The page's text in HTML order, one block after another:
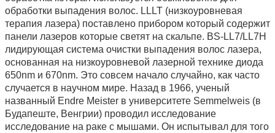
обработки выпадения волос. LLLT (низкоуровневая
терапия лазера) поставлено прибором который содержит
панели лазеров которые светят на скальпе. BS-LL7/LL7H
лидирующая система очистки выпадения волос лазера,
основанная на низкоуровневой лазерной технике диода
650nm и 670nm. Это совсем начало случайно, как часто
случается в научном мире. Назад в 1966, ученый
названный Endre Meister в университете Semmelweis (в
Будапеште, Венгрии) проводил исследование
исследование на раке с мышами. Он испытывал для того